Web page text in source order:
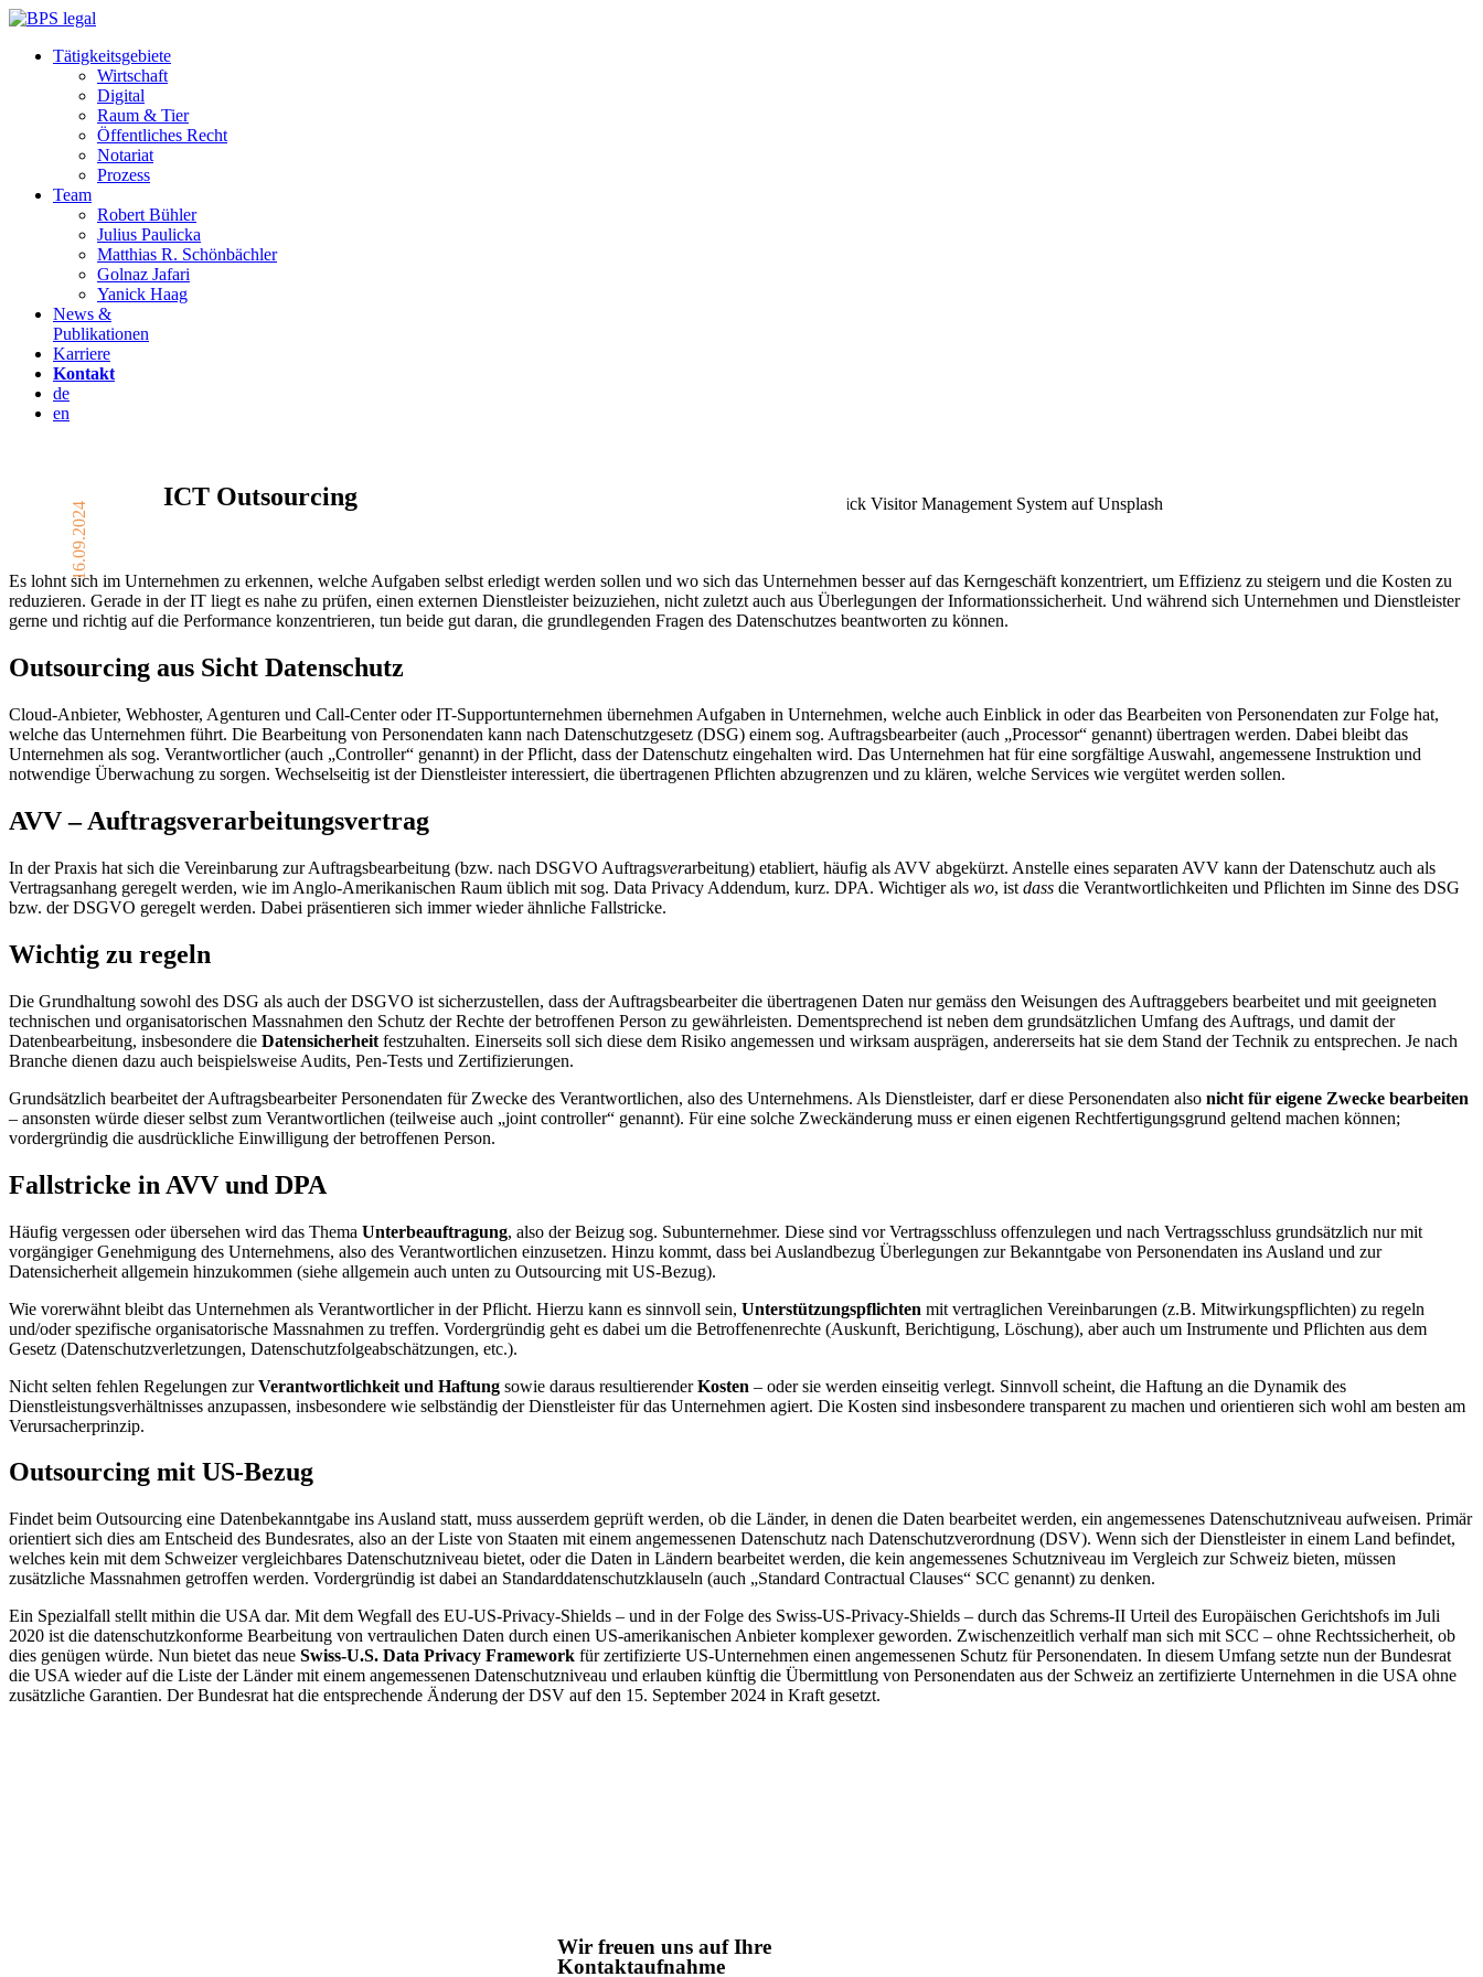
Tätigkeitsgebiete
Wirtschaft
Digital
Raum & Tier
Öffentliches Recht
Notariat
Prozess
Team
Robert Bühler
Julius Paulicka
Matthias R. Schönbächler
Golnaz Jafari
Yanick Haag
News &
Publikationen
Karriere
Kontakt
de
en
16.09.2024
ICT Outsourcing
Es lohnt sich im Unternehmen zu erkennen, welche Aufgaben selbst erledigt werden sollen und wo sich das Unternehmen besser auf das Kerngeschäft konzentriert, um Effizienz zu steigern und die Kosten zu
reduzieren. Gerade in der IT liegt es nahe zu prüfen, einen externen Dienstleister beizuziehen, nicht zuletzt auch aus Überlegungen der Informationssicherheit. Und während sich Unternehmen und Dienstleister
gerne und richtig auf die Performance konzentrieren, tun beide gut daran, die grundlegenden Fragen des Datenschutzes beantworten zu können.
Outsourcing aus Sicht Datenschutz
Cloud-Anbieter, Webhoster, Agenturen und Call-Center oder IT-Supportunternehmen übernehmen Aufgaben in Unternehmen, welche auch Einblick in oder das Bearbeiten von Personendaten zur Folge hat,
welche das Unternehmen führt. Die Bearbeitung von Personendaten kann nach Datenschutzgesetz (DSG) einem sog. Auftragsbearbeiter (auch „Processor“ genannt) übertragen werden. Dabei bleibt das
Unternehmen als sog. Verantwortlicher (auch „Controller“ genannt) in der Pflicht, dass der Datenschutz eingehalten wird. Das Unternehmen hat für eine sorgfältige Auswahl, angemessene Instruktion und
notwendige Überwachung zu sorgen. Wechselseitig ist der Dienstleister interessiert, die übertragenen Pflichten abzugrenzen und zu klären, welche Services wie vergütet werden sollen.
AVV – Auftragsverarbeitungsvertrag
In der Praxis hat sich die Vereinbarung zur Auftragsbearbeitung (bzw. nach DSGVO Auftragsverarbeitung) etabliert, häufig als AVV abgekürzt. Anstelle eines separaten AVV kann der Datenschutz auch als
Vertragsanhang geregelt werden, wie im Anglo-Amerikanischen Raum üblich mit sog. Data Privacy Addendum, kurz. DPA. Wichtiger als wo, ist dass die Verantwortlichkeiten und Pflichten im Sinne des DSG
bzw. der DSGVO geregelt werden. Dabei präsentieren sich immer wieder ähnliche Fallstricke.
Wichtig zu regeln
Die Grundhaltung sowohl des DSG als auch der DSGVO ist sicherzustellen, dass der Auftragsbearbeiter die übertragenen Daten nur gemäss den Weisungen des Auftraggebers bearbeitet und mit geeigneten
technischen und organisatorischen Massnahmen den Schutz der Rechte der betroffenen Person zu gewährleisten. Dementsprechend ist neben dem grundsätzlichen Umfang des Auftrags, und damit der
Datenbearbeitung, insbesondere die Datensicherheit festzuhalten. Einerseits soll sich diese dem Risiko angemessen und wirksam ausprägen, andererseits hat sie dem Stand der Technik zu entsprechen. Je nach
Branche dienen dazu auch beispielsweise Audits, Pen-Tests und Zertifizierungen.
Grundsätzlich bearbeitet der Auftragsbearbeiter Personendaten für Zwecke des Verantwortlichen, also des Unternehmens. Als Dienstleister, darf er diese Personendaten also nicht für eigene Zwecke bearbeiten
– ansonsten würde dieser selbst zum Verantwortlichen (teilweise auch „joint controller“ genannt). Für eine solche Zweckänderung muss er einen eigenen Rechtfertigungsgrund geltend machen können;
vordergründig die ausdrückliche Einwilligung der betroffenen Person.
Fallstricke in AVV und DPA
Häufig vergessen oder übersehen wird das Thema Unterbeauftragung, also der Beizug sog. Subunternehmer. Diese sind vor Vertragsschluss offenzulegen und nach Vertragsschluss grundsätzlich nur mit
vorgängiger Genehmigung des Unternehmens, also des Verantwortlichen einzusetzen. Hinzu kommt, dass bei Auslandbezug Überlegungen zur Bekanntgabe von Personendaten ins Ausland und zur
Datensicherheit allgemein hinzukommen (siehe allgemein auch unten zu Outsourcing mit US-Bezug).
Wie vorerwähnt bleibt das Unternehmen als Verantwortlicher in der Pflicht. Hierzu kann es sinnvoll sein, Unterstützungspflichten mit vertraglichen Vereinbarungen (z.B. Mitwirkungspflichten) zu regeln
und/oder spezifische organisatorische Massnahmen zu treffen. Vordergründig geht es dabei um die Betroffenenrechte (Auskunft, Berichtigung, Löschung), aber auch um Instrumente und Pflichten aus dem
Gesetz (Datenschutzverletzungen, Datenschutzfolgeabschätzungen, etc.).
Nicht selten fehlen Regelungen zurVerantwortlichkeit und Haftung sowie daraus resultierenderKosten – oder sie werden einseitig verlegt. Sinnvoll scheint, die Haftung an die Dynamik des
Dienstleistungsverhältnisses anzupassen, insbesondere wie selbständig der Dienstleister für das Unternehmen agiert. Die Kosten sind insbesondere transparent zu machen und orientieren sich wohl am besten am
Verursacherprinzip.
Outsourcing mit US-Bezug
Findet beim Outsourcing eine Datenbekanntgabe ins Ausland statt, muss ausserdem geprüft werden, ob die Länder, in denen die Daten bearbeitet werden, ein angemessenes Datenschutzniveau aufweisen. Primär
orientiert sich dies am Entscheid des Bundesrates, also an der Liste von Staaten mit einem angemessenen Datenschutz nach Datenschutzverordnung (DSV). Wenn sich der Dienstleister in einem Land befindet,
welches kein mit dem Schweizer vergleichbares Datenschutzniveau bietet, oder die Daten in Ländern bearbeitet werden, die kein angemessenes Schutzniveau im Vergleich zur Schweiz bieten, müssen
zusätzliche Massnahmen getroffen werden. Vordergründig ist dabei an Standarddatenschutzklauseln (auch „Standard Contractual Clauses“ SCC genannt) zu denken.
Ein Spezialfall stellt mithin die USA dar. Mit dem Wegfall des EU-US-Privacy-Shields – und in der Folge des Swiss-US-Privacy-Shields – durch das Schrems-II Urteil des Europäischen Gerichtshofs im Juli
2020 ist die datenschutzkonforme Bearbeitung von vertraulichen Daten durch einen US-amerikanischen Anbieter komplexer geworden. Zwischenzeitlich verhalf man sich mit SCC – ohne Rechtssicherheit, ob
dies genügen würde. Nun bietet das neue Swiss-U.S. Data Privacy Framework für zertifizierte US-Unternehmen einen angemessenen Schutz für Personendaten. In diesem Umfang setzte nun der Bundesrat
die USA wieder auf die Liste der Länder mit einem angemessenen Datenschutzniveau und erlauben künftig die Übermittlung von Personendaten aus der Schweiz an zertifizierte Unternehmen in die USA ohne
zusätzliche Garantien. Der Bundesrat hat die entsprechende Änderung der DSV auf den 15. September 2024 in Kraft gesetzt.
Wir freuen uns auf Ihre
Kontaktaufnahme